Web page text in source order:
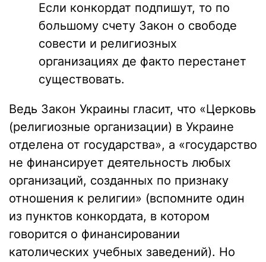
Если конкордат подпишут, то по
большому счету Закон о свободе
совести и религиозных
организациях де факто перестанет
существовать.
Ведь Закон Украины гласит, что «Церковь
(религиозные организации) в Украине
отделена от государства», а «государство
не финансирует деятельность любых
организаций, созданных по признаку
отношения к религии» (вспомните один
из пунктов конкордата, в котором
говорится о финансировании
католических учебных заведений). Но